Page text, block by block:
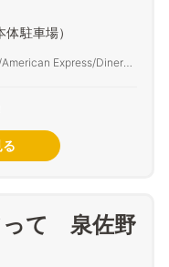
駐車場）
Express/Diners
って 泉佐野